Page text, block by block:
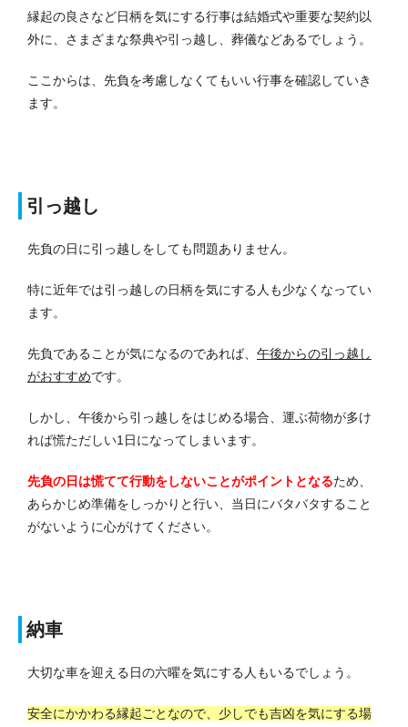
縁起の良さなど日柄を気にする行事は結婚式や重要な契約以
外に、さまざまな祭典や引っ越し、葬儀などあるでしょう。
ここからは、先負を考慮しなくてもいい行事を確認していき
ます。
引っ越し
先負の日に引っ越しをしても問題ありません。
特に近年では引っ越しの日柄を気にする人も少なくなってい
ます。
先負であることが気になるのであれば、 午後からの引っ越し
がおすすめです。
しかし、午後から引っ越しをはじめる場合、運ぶ荷物が多け
れば慌ただしい1日になってしまいます。
先負の日は慌てて行動をしないことがポイントとなるため、
あらかじめ準備をしっかりと行い、当日にバタバタすること
がないように心がけてください。
納車
大切な車を迎える日の六曜を気にする人もいるでしょう。
安全にかかわる縁起ごとなので、少しでも吉凶を気にする場